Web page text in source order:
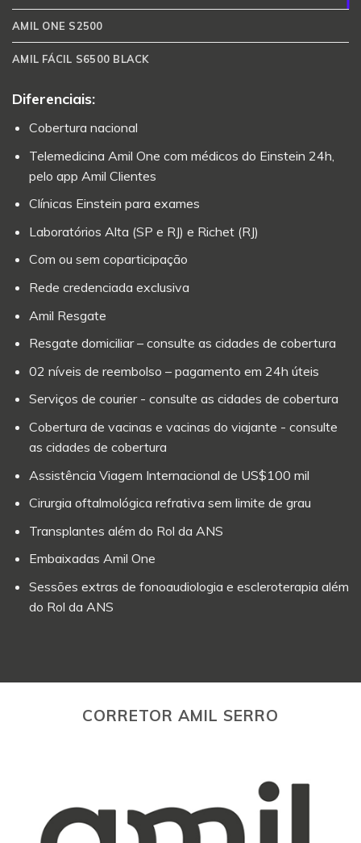
AMIL ONE S2500
AMIL FÁCIL S6500 BLACK
Diferenciais:
Cobertura nacional
Telemedicina Amil One com médicos do Einstein 24h,
pelo app Amil Clientes
Clínicas Einstein para exames
Laboratórios Alta (SP e RJ) e Richet (RJ)
Com ou sem coparticipação
Rede credenciada exclusiva
Amil Resgate
Resgate domiciliar – consulte as cidades de cobertura
02 níveis de reembolso – pagamento em 24h úteis
Serviços de courier - consulte as cidades de cobertura
Cobertura de vacinas e vacinas do viajante - consulte
as cidades de cobertura
Assistência Viagem Internacional de US$100 mil
Cirurgia oftalmológica refrativa sem limite de grau
Transplantes além do Rol da ANS
Embaixadas Amil One
Sessões extras de fonoaudiologia e escleroterapia além
do Rol da ANS
CORRETOR AMIL SERRO